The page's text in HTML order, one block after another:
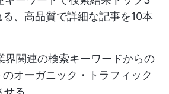
、高品質で詳細な記事を10本
界関連の検索キーワードからの
オーガニック・トラフィック
る。